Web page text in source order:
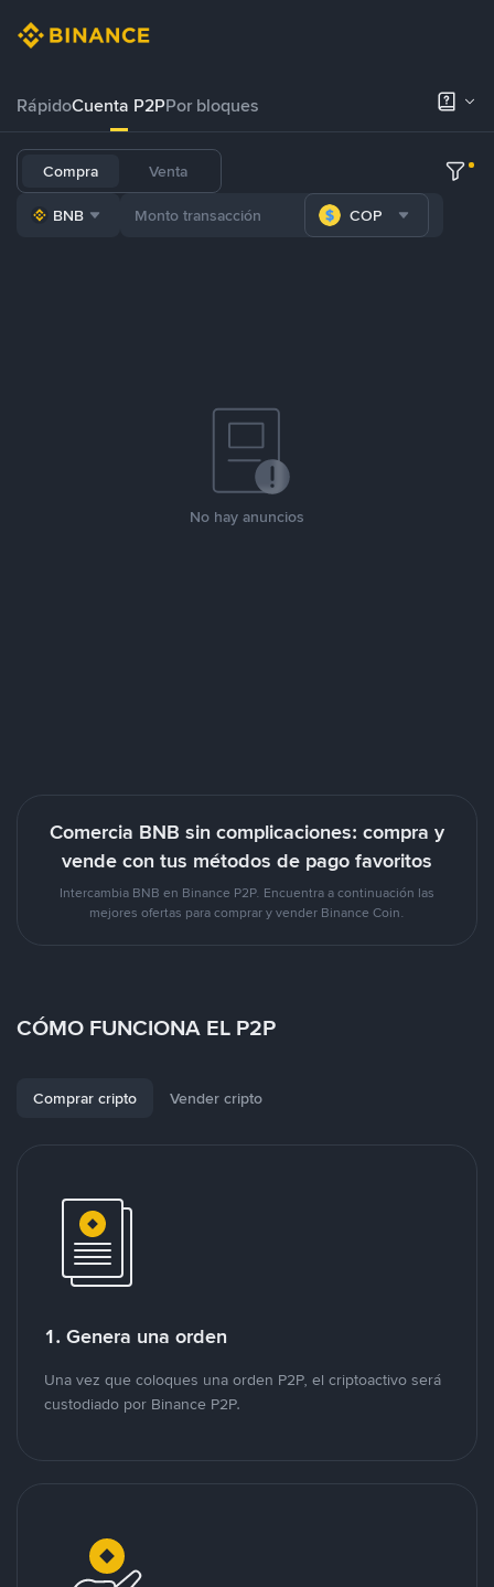
RápidoCuenta P2PPor bloques
Compra Venta
BNB COP
No hay anuncios
Comercia BNB sin complicaciones: compra y
vende con tus métodos de pago favoritos
Intercambia BNB en Binance P2P. Encuentra a continuación las
mejores ofertas para comprar y vender Binance Coin.
CÓMO FUNCIONA EL P2P
Comprar cripto Vender cripto
1. Genera una orden
Una vez que coloques una orden P2P, el criptoactivo será
custodiado por Binance P2P.